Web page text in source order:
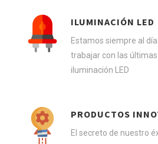
ILUMINACIÓN LED
Estamos siempre al
trabajar con las
iluminación LED
PRODUCTOS
El secreto de nuestro